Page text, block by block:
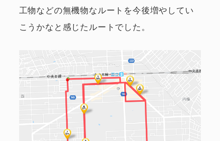
工物などの無機物なルートを今後増やしてい
こうかなと感じたルートでした。